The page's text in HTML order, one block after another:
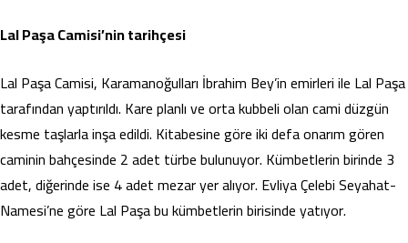
Lal Paşa Camisi’nin tarihçesi
Lal Paşa Camisi, Karamanoğulları İbrahim Bey’in emirleri ile Lal Paşa
tarafından yaptırıldı. Kare planlı ve orta kubbeli olan cami düzgün
kesme taşlarla inşa edildi. Kitabesine göre iki defa onarım gören
caminin bahçesinde 2 adet türbe bulunuyor. Kümbetlerin birinde 3
adet, diğerinde ise 4 adet mezar yer alıyor. Evliya Çelebi Seyahat-
Namesi’ne göre Lal Paşa bu kümbetlerin birisinde yatıyor.